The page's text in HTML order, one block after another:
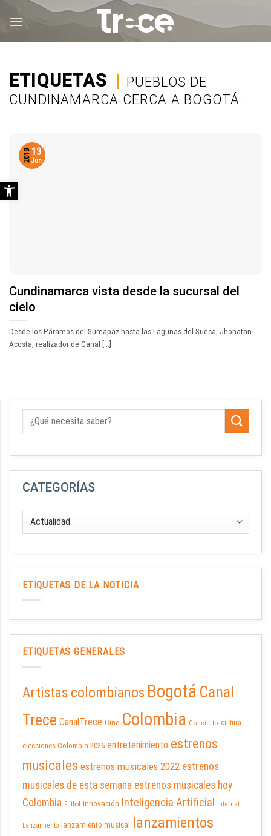
ETIQUETAS | PUEBLOS DE
CUNDINAMARCA CERCA A BOGOTÁ.
Cundinamarca vista desde la sucursal del
cielo
Desde los Páramos del Sumapaz hasta las Lagunas del Sueca, Jhonatan
Acosta, realizador de Canal [...]
13
Jun
2019
CATEGORÍAS
ETIQUETAS DE LA NOTICIA
ETIQUETAS GENERALES
Artistas colombianos Bogotá Canal
Trece CanalTrece Cine Colombia Concierto cultura
elecciones Colombia 2026 entretenimiento estrenos
musicales estrenos musicales 2022 estrenos
musicales de esta semana estrenos musicales hoy
Colombia Futbol Innovación Inteligencia Artificial Internet
Lanzamiento lanzamiento musical
lanzamientos
Abrir barra de herramientas